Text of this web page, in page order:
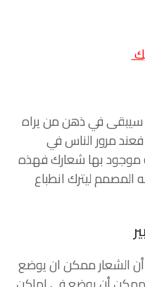
سيبقى في ذهن من يراه
مرور الناس في
موجود بها شعارك فهذه
ليترك انطباع
الشعار ممكن ان يوضع